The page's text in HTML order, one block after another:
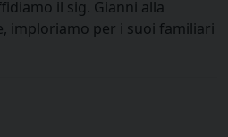
il sig. Gianni alla
imploriamo per i suoi familiari